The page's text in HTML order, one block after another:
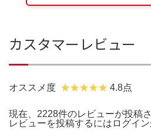
カスタマーレビュー
オススメ度 4.8点
現在、2228件のレビューが投稿
レビューを投稿するには ログイン